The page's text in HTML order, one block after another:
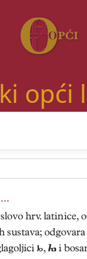
opći
hrv. latinice,
,  i